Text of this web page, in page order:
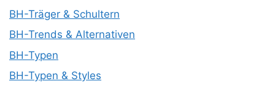
BH-Träger & Schultern
BH-Trends & Alternativen
BH-Typen
BH-Typen & Styles